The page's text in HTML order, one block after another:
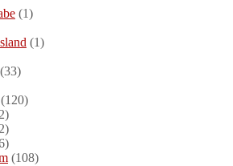
(1)
(1)
(120)
(108)